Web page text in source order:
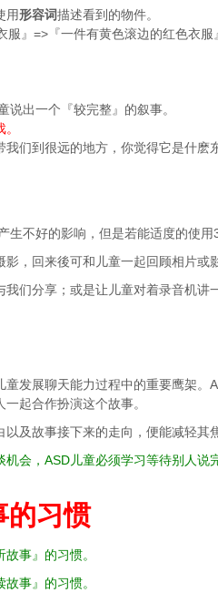
用形容词描述看到的物件。
』=>『一件有黄色滚边的红色衣服
出一个『较完整』的叙事。
们到很远的地方，你觉得它是什麽
生不好的影响，但是若能适度的使用
，回来後可和儿童一起回顾相片或
们分享；或是让儿童对着录音机讲
发展聊天能力过程中的重要鹰架
起合作扮演这个故事。
及故事接下来的走向，便能减轻其
会，ASD儿童必须学习等待别人说
的习惯
事』的习惯。
事』的习惯。